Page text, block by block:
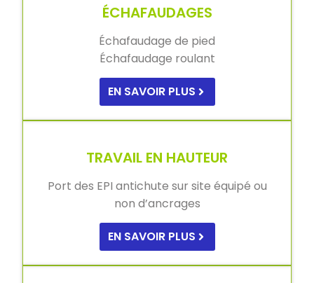
ÉCHAFAUDAGES
Échafaudage de pied
Échafaudage roulant
EN SAVOIR PLUS
TRAVAIL EN HAUTEUR
Port des EPI antichute sur site équipé ou
non d’ancrages
EN SAVOIR PLUS